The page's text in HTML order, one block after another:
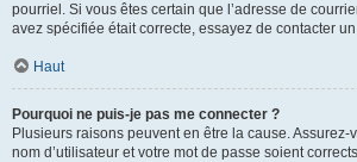
pourriel. Si vous êtes certain que l’adresse de
avez spécifiée était correcte, essayez de contacter
Haut
Pourquoi ne puis-je pas me connecter ?
Plusieurs raisons peuvent en être la cause. Assurez-
nom d’utilisateur et votre mot de passe soient